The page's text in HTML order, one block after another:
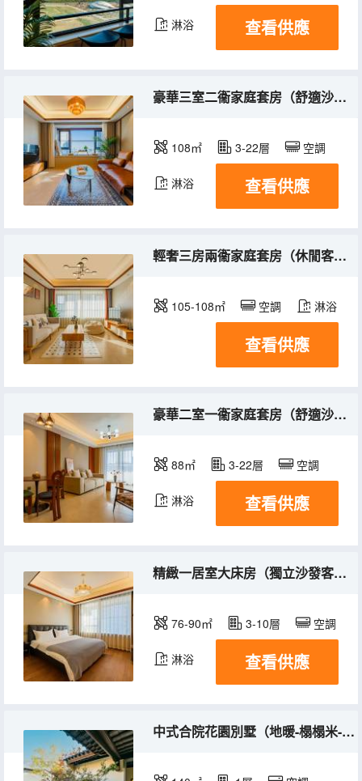
淋浴 查看供應
豪華三室二衞家庭套房（舒適沙發客廳+休閒陽台）
108㎡ 3-22層 空調
淋浴 查看供應
輕奢三房兩衞家庭套房（休閒客廳+陽台）
105-108㎡ 空調 淋浴
查看供應
豪華二室一衞家庭套房（舒適沙發客廳+休閒陽台）
88㎡ 3-22層 空調
淋浴 查看供應
精緻一居室大床房（獨立沙發客廳+休閒陽台）
76-90㎡ 3-10層 空調
淋浴 查看供應
中式合院花園別墅（地暖-榻榻米-廚房冰箱）聚會會所